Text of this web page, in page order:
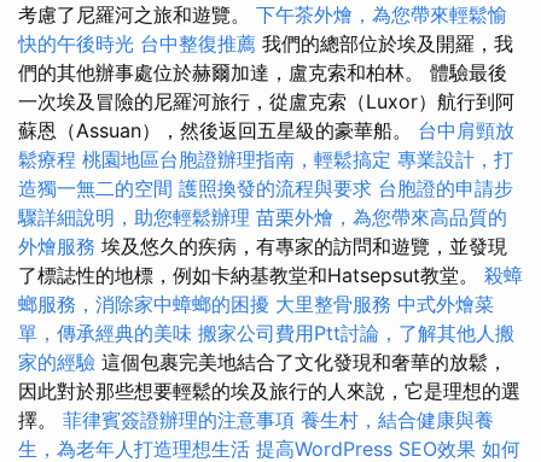
考慮了尼羅河之旅和遊覽。 下午茶外燴，為您帶來輕鬆愉
快的午後時光 台中整復推薦 我們的總部位於埃及開羅，我
們的其他辦事處位於赫爾加達，盧克索和柏林。 體驗最後
一次埃及冒險的尼羅河旅行，從盧克索（Luxor）航行到阿
蘇恩（Assuan），然後返回五星級的豪華船。 台中肩頸放
鬆療程 桃園地區台胞證辦理指南，輕鬆搞定 專業設計，打
造獨一無二的空間 護照換發的流程與要求 台胞證的申請步
驟詳細說明，助您輕鬆辦理 苗栗外燴，為您帶來高品質的
外燴服務 埃及悠久的疾病，有專家的訪問和遊覽，並發現
了標誌性的地標，例如卡納基教堂和Hatsepsut教堂。 殺蟑
螂服務，消除家中蟑螂的困擾 大里整骨服務 中式外燴菜
單，傳承經典的美味 搬家公司費用Ptt討論，了解其他人搬
家的經驗 這個包裹完美地結合了文化發現和奢華的放鬆，
因此對於那些想要輕鬆的埃及旅行的人來說，它是理想的選
擇。 菲律賓簽證辦理的注意事項 養生村，結合健康與養
生，為老年人打造理想生活 提高WordPress SEO效果 如何